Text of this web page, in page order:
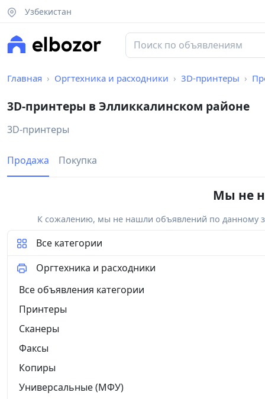
Узбекистан
Главная Оргтехника и расходники 3D-принтеры
3D-принтеры в Элликкалинском районе
3D-принтеры
Продажа Покупка
Мы не
К сожалению, мы не нашли объявлений по данному
Все категории
Оргтехника и расходники
Все объявления категории
Принтеры
Сканеры
Факсы
Копиры
Универсальные (МФУ)